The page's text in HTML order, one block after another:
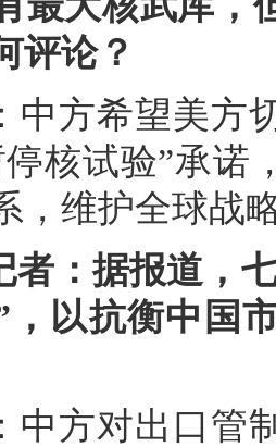
评论？
中方希望美方
停核试验”承
，维护全球战
者：据报道，
，以抗衡中国
中方对出口管